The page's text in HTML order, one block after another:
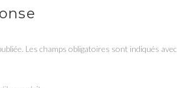
Les champs obligatoires sont indiqués avec